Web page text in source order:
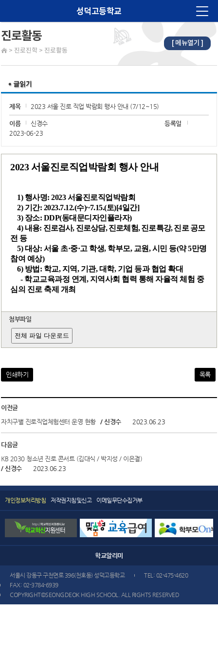
성덕고등학교
교육계획
학교재정
열린광장
진로활동
> 진로진학 > 진로활동
[ 메뉴열기 ]
제목 2023 서울 진로 직업 박람회 행사 안내 (7/12~15)
이름 신경수
등록일
2023-06-23
2023 서울진로직업박람회 행사 안내
1) 행사명: 2023 서울진로직업박람회
2) 기간: 2023.7.12.(수)~7.15.(토)[4일간]
3) 장소: DDP(동대문디자인플라자)
4) 내용: 진로검사, 진로상담, 진로체험, 진로특강, 진로 공모
전 등
5)대상: 서울 초·중·고 학생, 학부모, 교원, 시민 등(약 5만명
참여 예상)
6) 방법: 학교, 지역, 기관, 대학, 기업 등과 협업 확대
- 학교교육과정 연계, 지역사회 협력 통해 자율적 체험 중
심의 진로 축제 개최
첨부파일
전체 파일 다운로드
인쇄하기 목록
이전글
자치구별 진로직업체험센터 운영 현황
/ 신경수 2023.06.23
다음글
KB 2030 청소년 진로 콘서트 (김대식 / 박지성 / 이은결)
/ 신경수
2023.06.23
개인정보처리방침 저작권지침및신고 이메일무단수집거부
학교알리미
서울시 강동구 구천면로 396(천호동) 성덕고등학교
TEL: 02-475-4620
FAX: 02-3784-6939
COPYRIGHT©SEONGDEOK HIGH SCHOOL. ALL RIGHTS RESERVED